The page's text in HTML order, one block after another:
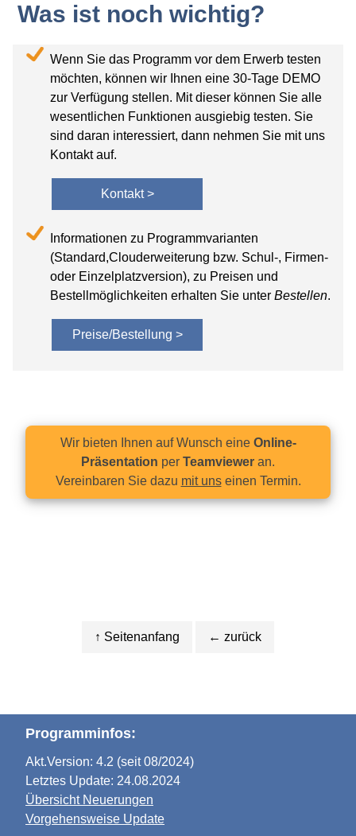
Was ist noch wichtig?
Wenn Sie das Programm vor dem Erwerb testen
möchten, können wir Ihnen eine 30-Tage DEMO
zur Verfügung stellen. Mit dieser können Sie alle
wesentlichen Funktionen ausgiebig testen. Sie
sind daran interessiert, dann nehmen Sie mit uns
Kontakt auf.
Kontakt >
Informationen zu Programmvarianten
(Standard,Clouderweiterung bzw. Schul-, Firmen-
oder Einzelplatzversion), zu Preisen und
Bestellmöglichkeiten erhalten Sie unter Bestellen.
Preise/Bestellung >
Wir bieten Ihnen auf Wunsch eine Online-
Präsentation per Teamviewer an.
Vereinbaren Sie dazu mit unseinen Termin.
↑ Seitenanfang ← zurück
Programminfos:
Akt.Version: 4.2 (seit 08/2024)
Letztes Update: 24.08.2024
Übersicht Neuerungen
Vorgehensweise Update